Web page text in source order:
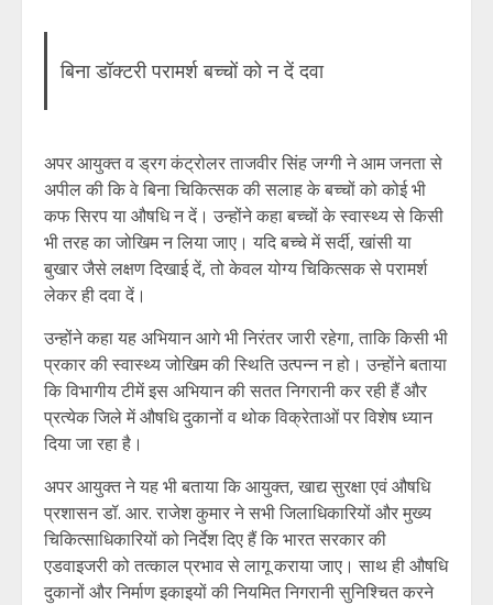
बिना डॉक्टरी परामर्श बच्चों को न दें दवा
अपर आयुक्त व ड्रग कंट्रोलर ताजवीर सिंह जग्गी ने आम जनता से
अपील की कि वे बिना चिकित्सक की सलाह के बच्चों को कोई भी
कफ सिरप या औषधि न दें। उन्होंने कहा बच्चों के स्वास्थ्य से किसी
भी तरह का जोखिम न लिया जाए। यदि बच्चे में सर्दी, खांसी या
बुखार जैसे लक्षण दिखाई दें, तो केवल योग्य चिकित्सक से परामर्श
लेकर ही दवा दें।
उन्होंने कहा यह अभियान आगे भी निरंतर जारी रहेगा, ताकि किसी भी
प्रकार की स्वास्थ्य जोखिम की स्थिति उत्पन्न न हो। उन्होंने बताया
कि विभागीय टीमें इस अभियान की सतत निगरानी कर रही हैं और
प्रत्येक जिले में औषधि दुकानों व थोक विक्रेताओं पर विशेष ध्यान
दिया जा रहा है।
अपर आयुक्त ने यह भी बताया कि आयुक्त, खाद्य सुरक्षा एवं औषधि
प्रशासन डॉ. आर. राजेश कुमार ने सभी जिलाधिकारियों और मुख्य
चिकित्साधिकारियों को निर्देश दिए हैं कि भारत सरकार की
एडवाइजरी को तत्काल प्रभाव से लागू कराया जाए। साथ ही औषधि
दुकानों और निर्माण इकाइयों की नियमित निगरानी सुनिश्चित करने